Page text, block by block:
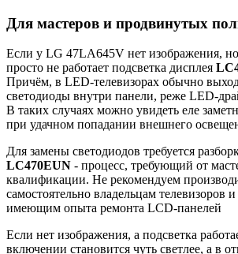
Для мастеров и продвинутых
Если у LG 47LA645V нет изображения, но
просто не работает подсветка дисплея
Причём, в LED-телевизорах обычно
светодиоды внутри панели, реже LED-
В таких случаях можно увидеть еле
при удачном попадании внешнего
Для замены светодиодов требуется
LC470EUN - процесс, требующий от
квалификации. Не рекомендуем
самостоятельно владельцам телевизоров
имеющим опыта ремонта LCD-панелей
Если нет изображения, а подсветка
включении становится чуть светлее, а в